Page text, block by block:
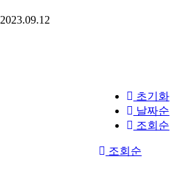
2023.09.12
초기화
날짜순
조회순
조회순